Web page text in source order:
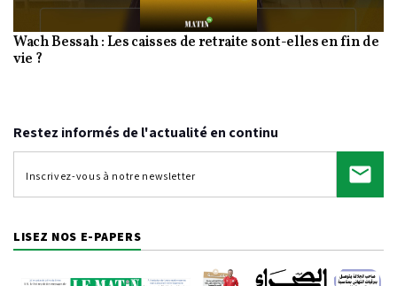
Video
Wach Bessah : Les caisses de retraite sont-elles en fin de
vie ?
Restez informés de l'actualité en continu
LISEZ NOS E-PAPERS